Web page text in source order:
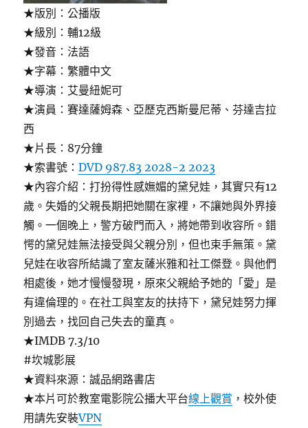
★版別：公播版
★級別：輔12級
★發音：法語
★字幕：繁體中文
★導演：艾曼紐妮可
★演員：賽達薩姆森、亞歷克西斯曼尼蒂、芬達吉拉
西
★片長：87分鐘
★索書號：DVD 987.83 2028-2 2023
★內容介紹：打扮得性感嫵媚的黛兒娃，其實只有12
歲。失婚的父親長期把她關在家裡，不讓她與外界接
觸。一個晚上，警方破門而入，將她帶到收容所。錯
愕的黛兒娃無法接受與父親分別，但也束手無策。黛
兒娃在收容所結識了室友薩米雅和社工傑登。與他們
相處後，她才慢慢發現，原來父親給予她的「愛」是
有違倫理的。在社工與室友的扶持下，黛兒娃努力揮
別過去，找回自己失去的童真。
★IMDB 7.3/10
#坎城影展
★資料來源：誠品網路書店
★本片可於教室電影院公播大平台線上觀賞 ，校外使
用請先安裝VPN